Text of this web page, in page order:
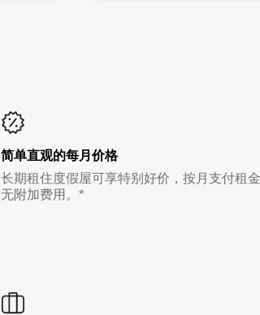
简单直观的每月价格
长期租住度假屋可享特别好价，按月支付租金
无附加费用。*